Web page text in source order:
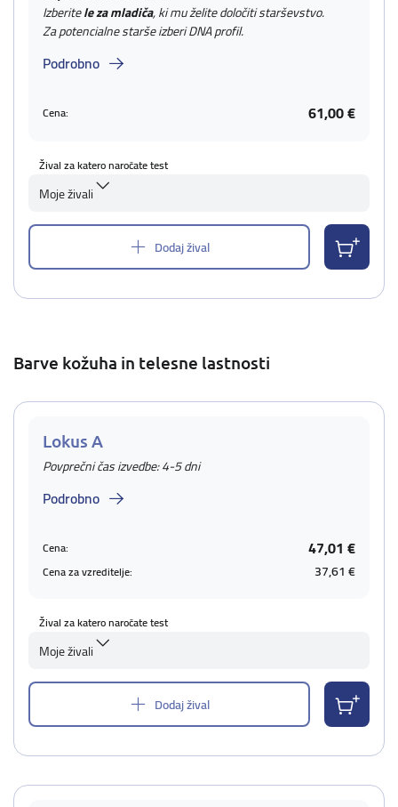
Izberitele za mladiča, ki mu želite določiti starševstvo.
Za potencialne starše izberi DNA profil.
Podrobno
Cena: 61,00 €
Žival za katero naročate test
Moje živali
Dodaj žival
Barve kožuha in telesne lastnosti
Lokus A
Povprečni čas izvedbe: 4-5 dni
Podrobno
Cena: 47,01 €
Cena za vzreditelje: 37,61 €
Žival za katero naročate test
Moje živali
Dodaj žival